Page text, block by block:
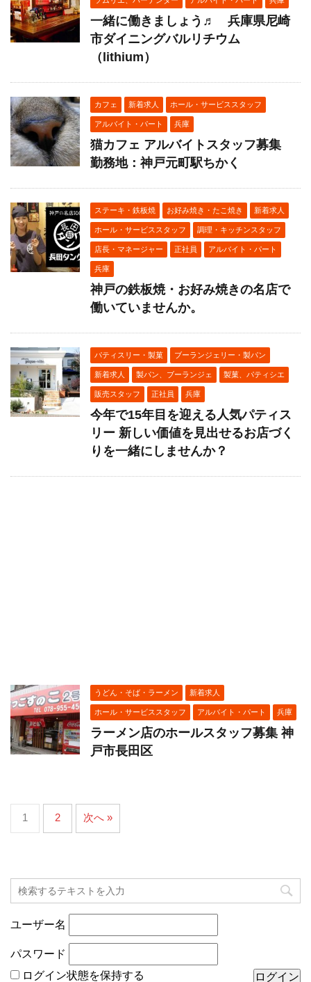
一緒に働きましょう♬ 兵庫県尼崎
市ダイニングバルリチウム
（lithium）
カフェ 新着求人 ホール・サービススタッフ
アルバイト・パート 兵庫
猫カフェ アルバイトスタッフ募集
勤務地：神戸元町駅ちかく
ステーキ・鉄板焼 お好み焼き・たこ焼き 新着求人
ホール・サービススタッフ 調理・キッチンスタッフ
店長・マネージャー 正社員 アルバイト・パート
兵庫
神戸の鉄板焼・お好み焼きの名店で
働いていませんか。
パティスリー・製菓 ブーランジェリー・製パン
新着求人 製パン、ブーランジェ 製菓、パティシエ
販売スタッフ 正社員 兵庫
今年で15年目を迎える人気パティス
リー 新しい価値を見出せるお店づく
りを一緒にしませんか？
うどん・そば・ラーメン 新着求人
ホール・サービススタッフ アルバイト・パート 兵庫
ラーメン店のホールスタッフ募集 神
戸市長田区
1 2 次へ »
ユーザー名
パスワード
ログイン状態を保持する